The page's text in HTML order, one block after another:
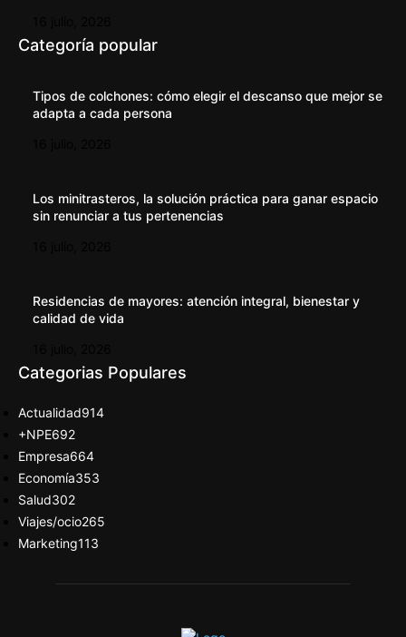
Categoría popular
Tipos de colchones: cómo elegir el descanso que mejor se
adapta a cada persona
Los minitrasteros, la solución práctica para ganar espacio
sin renunciar a tus pertenencias
Residencias de mayores: atención integral, bienestar y
calidad de vida
Categorias Populares
Actualidad914
+NPE692
Empresa664
Economía353
Salud302
Viajes/ocio265
Marketing113